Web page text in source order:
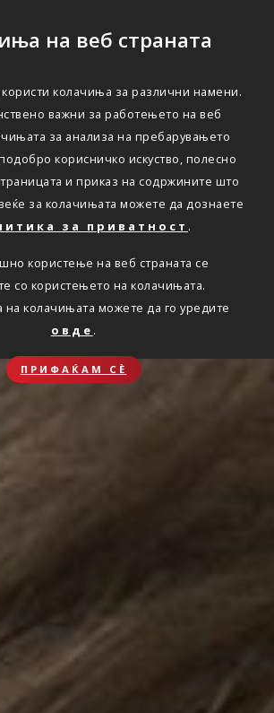
на веб страната
колачиња за различни намени.
важни за работењето на веб
за анализа на пребарувањето
корисничко искуство, полесно
и приказ на содржините што
за колачињата можете да дознаете
за приватност .
користење на веб страната се
со користењето на колачињата.
на колачињата можете да го уредите
овде .
ПРИФАЌАМ СЀ